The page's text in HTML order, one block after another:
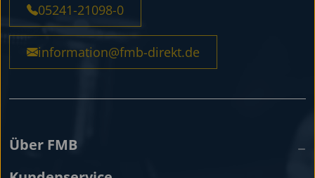
05241-21098-0
information@fmb-direkt.de
Über FMB